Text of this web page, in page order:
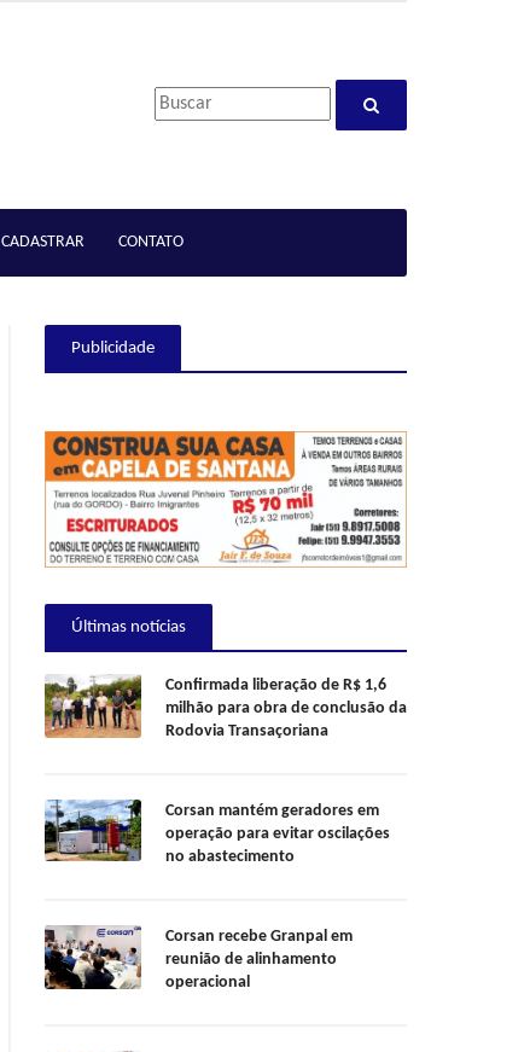
CADASTRAR CONTATO
Publicidade
Últimas notícias
Confirmada liberação de R$ 1,6
milhão para obra de conclusão da
Rodovia Transaçoriana
Corsan mantém geradores em
operação para evitar oscilações
no abastecimento
Corsan recebe Granpal em
reunião de alinhamento
operacional